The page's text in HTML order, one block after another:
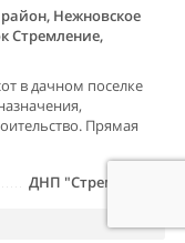
Нежновское
Стремление,
в дачном поселке
Прямая
ДНП "Стремление"